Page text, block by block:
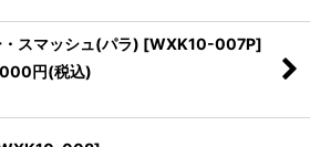
スマッシュ(パラ) [WXK10-007P]
円(税込)